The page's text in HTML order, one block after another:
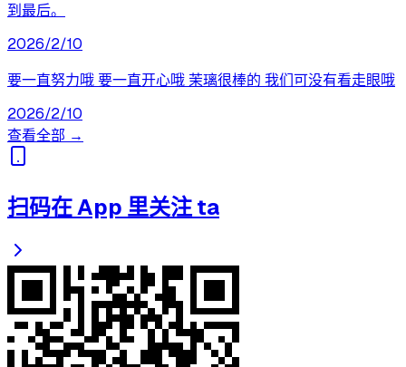
到最后。
2026/2/10
要一直努力哦 要一直开心哦 茉璃很棒的 我们可没有看走眼哦
2026/2/10
查看全部 →
扫码在 App 里关注 ta